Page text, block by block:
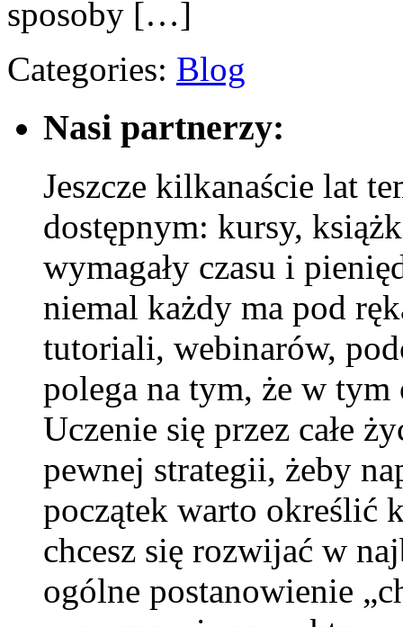
sposoby […]
Categories: Blog
Nasi partnerzy:
Jeszcze kilkanaście lat
dostępnym: kursy,
wymagały czasu i
niemal każdy ma pod
tutoriali, webinarów,
polega na tym, że w
Uczenie się przez całe
pewnej strategii, żeby
początek warto określić
chcesz się rozwijać w
ogólne postanowienie